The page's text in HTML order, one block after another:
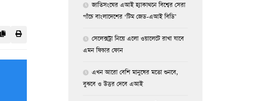
জাতিসংঘের এআই হ্যাকাথনে বিশ্বের সেরা
পাঁচে বাংলাদেশের ‘টিম জেড-এআই বিডি’
সেলেক্সট্রা নিয়ে এলো ওয়ালেটে রাখা যাবে
এমন ফিচার ফোন
এখন আরো বেশি মানুষের মতো শুনবে,
বুঝবে ও উত্তর দেবে এআই